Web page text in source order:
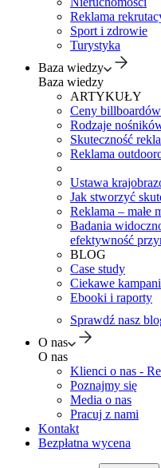
Reklama
Sport i zdrowie
Turystyka
Baza wiedzy
Baza wiedzy
ARTYKUŁY
Ceny billboardów
Rodzaje
Skuteczność
Reklama
Ustawa
Jak stworzyć
Reklama – małe
Badania
efektywność
BLOG
Case study
Ciekawe
Ebooki i raporty
Sprawdź nasz
O nas
O nas
Klienci o nas -
Poznajmy się
Media o nas
Pracuj z nami
Kontakt
Bezpłatna wycena